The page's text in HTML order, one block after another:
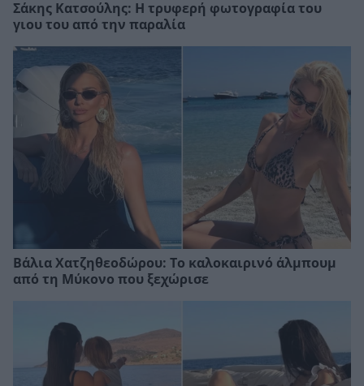
Σάκης Κατσούλης: Η τρυφερή φωτογραφία του
γιου του από την παραλία
Βάλια Χατζηθεοδώρου: Το καλοκαιρινό άλμπουμ
από τη Μύκονο που ξεχώρισε